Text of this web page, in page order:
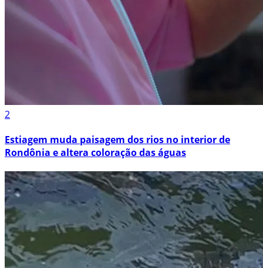
2
Estiagem muda paisagem dos rios no interior de
Rondônia e altera coloração das águas